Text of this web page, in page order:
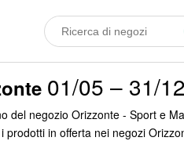
01/05 – 31/12
del negozio Orizzonte - Sport e
in offerta nei negozi